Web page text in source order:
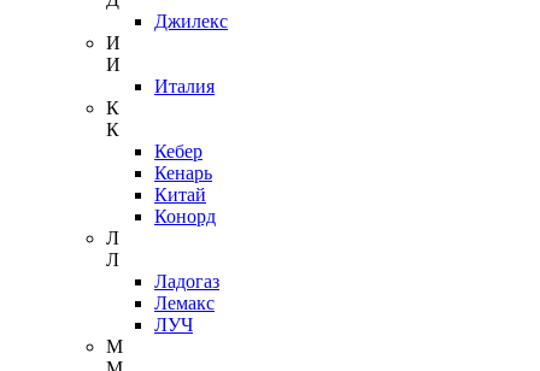
Джилекс
И
И
Италия
К
К
Кебер
Кенарь
Китай
Конорд
Л
Л
Ладогаз
Лемакс
ЛУЧ
М